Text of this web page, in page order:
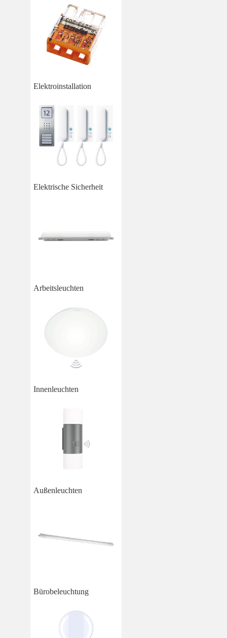
Elektroinstallation
Elektrische Sicherheit
Arbeitsleuchten
Innenleuchten
Außenleuchten
Bürobeleuchtung